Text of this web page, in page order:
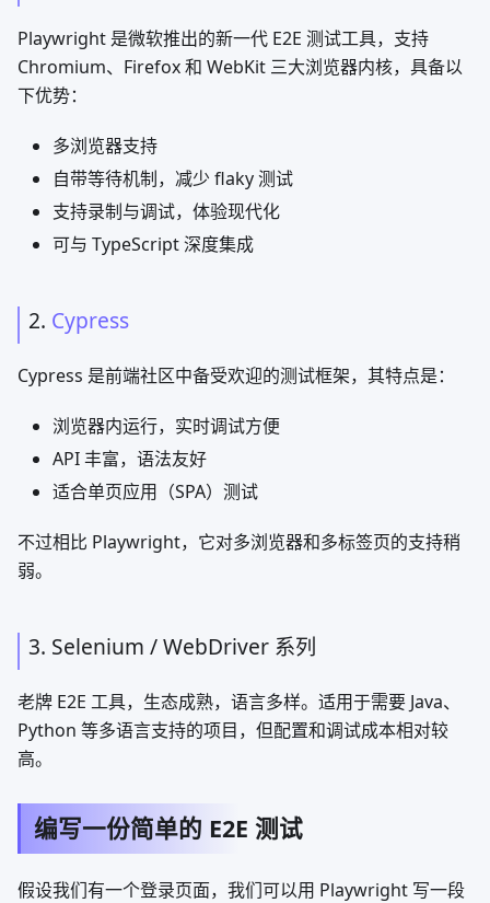
Playwright 是微软推出的新一代 E2E 测试工具，支持
Chromium、Firefox 和 WebKit 三大浏览器内核，具备以
下优势：
多浏览器支持
自带等待机制，减少 flaky 测试
支持录制与调试，体验现代化
可与 TypeScript 深度集成
2. Cypress
Cypress 是前端社区中备受欢迎的测试框架，其特点是：
浏览器内运行，实时调试方便
API 丰富，语法友好
适合单页应用（SPA）测试
不过相比 Playwright，它对多浏览器和多标签页的支持稍
弱。
3. Selenium / WebDriver 系列
老牌 E2E 工具，生态成熟，语言多样。适用于需要 Java、
Python 等多语言支持的项目，但配置和调试成本相对较
高。
编写一份简单的 E2E 测试
假设我们有一个登录页面，我们可以用 Playwright 写一段